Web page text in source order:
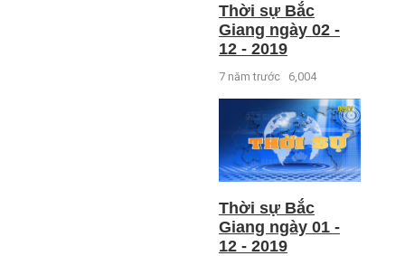
Thời sự Bắc
Giang ngày 02 -
12 - 2019
7 năm trước 6,004
Thời sự Bắc
Giang ngày 01 -
12 - 2019